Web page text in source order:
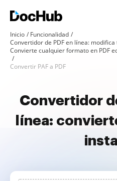
Inicio
Funcionalidad
Convertidor de PDF en línea:
Convierte cualquier formato en PDF
Convertir PAF a PDF
Convertidor
línea: